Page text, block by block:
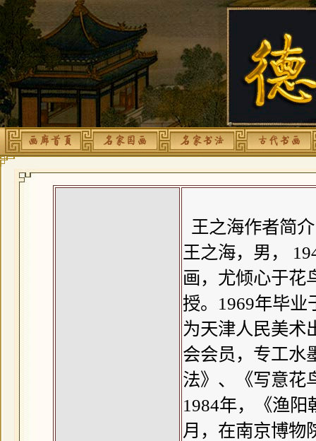
王之海作者简介
王之海，男，
画，尤倾心于花
授。1969年毕业
为天津人民美术
会会员，专工水
法》、《写意花
1984年，《渔阳
月，在南京博物